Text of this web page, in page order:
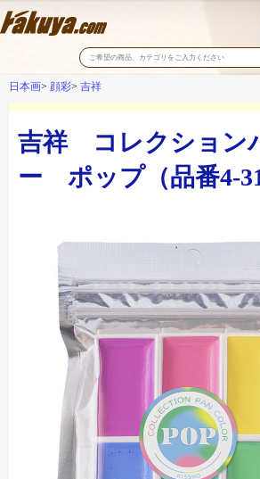
日本画 顔彩 吉祥
吉祥 コレクション
ー ポップ（品番4-